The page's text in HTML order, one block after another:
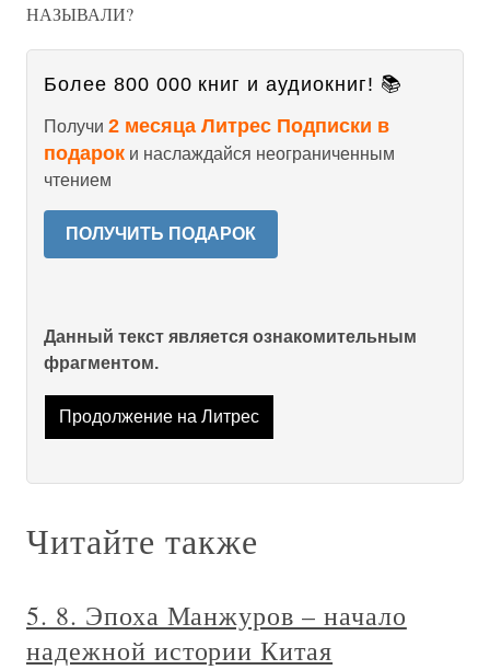
НАЗЫВАЛИ?
Более 800 000 книг и аудиокниг! 📚
Получи 2 месяца Литрес Подписки в
подарок и наслаждайся неограниченным
чтением
ПОЛУЧИТЬ ПОДАРОК
Данный текст является ознакомительным
фрагментом.
Продолжение на Литрес
Читайте также
5. 8. Эпоха Манжуров – начало
надежной истории Китая